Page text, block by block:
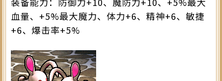
血量、+5%最大魔力、体力+6、精神+6、敏捷
+6、爆击率+5%